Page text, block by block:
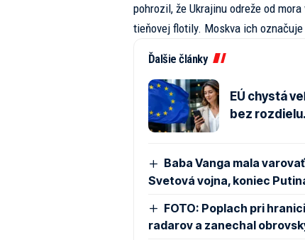
pohrozil, že Ukrajinu odreže od
tieňovej flotily. Moskva ich
Ďalšie články
EÚ chystá
bez rozdielu.
Baba Vanga mala
Svetová vojna, koniec
FOTO: Poplach pri
radarov a zanechal